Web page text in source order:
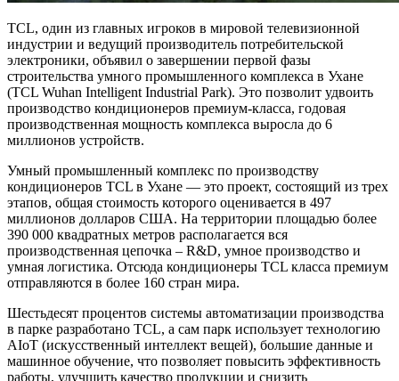
TCL, один из главных игроков в мировой телевизионной
индустрии и ведущий производитель потребительской
электроники, объявил о завершении первой фазы
строительства умного промышленного комплекса в Ухане
(TCL Wuhan Intelligent Industrial Park). Это позволит удвоить
производство кондиционеров премиум-класса, годовая
производственная мощность комплекса выросла до 6
миллионов устройств.
Умный промышленный комплекс по производству
кондиционеров TCL в Ухане — это проект, состоящий из трех
этапов, общая стоимость которого оценивается в 497
миллионов долларов США. На территории площадью более
390 000 квадратных метров располагается вся
производственная цепочка – R&D, умное производство и
умная логистика. Отсюда кондиционеры TCL класса премиум
отправляются в более 160 стран мира.
Шестьдесят процентов системы автоматизации производства
в парке разработано TCL, а сам парк использует технологию
AIoT (искусственный интеллект вещей), большие данные и
машинное обучение, что позволяет повысить эффективность
работы, улучшить качество продукции и снизить